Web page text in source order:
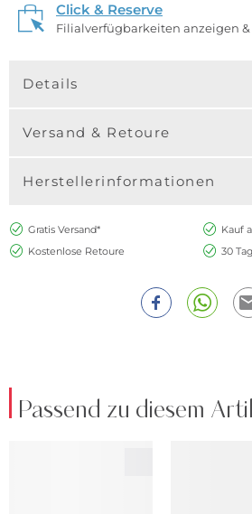
Click & Reserve
Filialverfügbarkeiten anzeigen &
Details
Versand & Retoure
Herstellerinformationen
Gratis Versand*
Kauf
Kostenlose Retoure
30
Passend zu diesem